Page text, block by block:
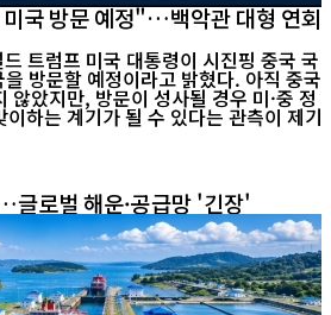
국 방문 예정"…백악관 대형 연회
트럼프 미국 대통령이 시진핑 중국 국
방문할 예정이라고 밝혔다. 아직 중국
않았지만, 방문이 성사될 경우 미·중 정
하는 계기가 될 수 있다는 관측이 제기
글로벌 해운·공급망 '긴장'